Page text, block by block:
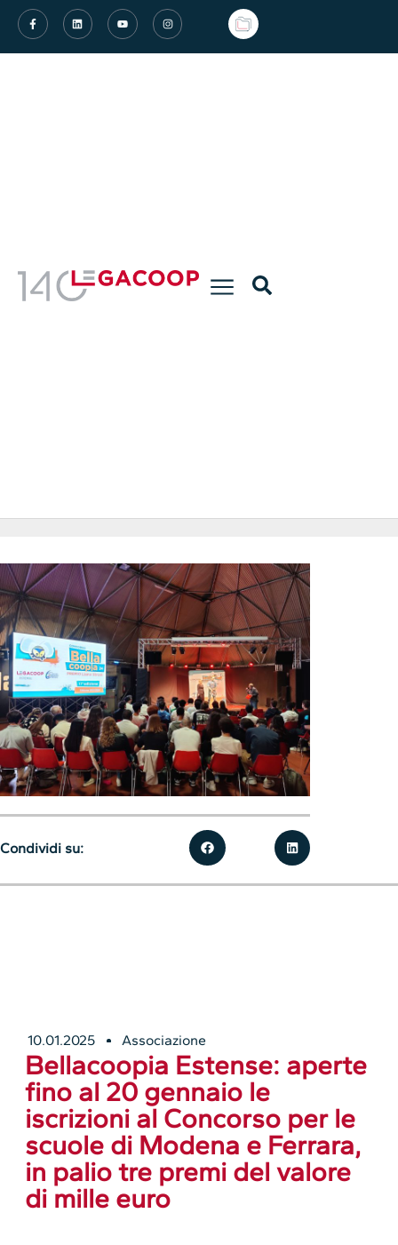
10.01.2025 Associazione
Bellacoopia Estense: aperte
fino al 20 gennaio le
iscrizioni al Concorso per le
scuole di Modena e Ferrara,
in palio tre premi del valore
di mille euro
Condividi su: